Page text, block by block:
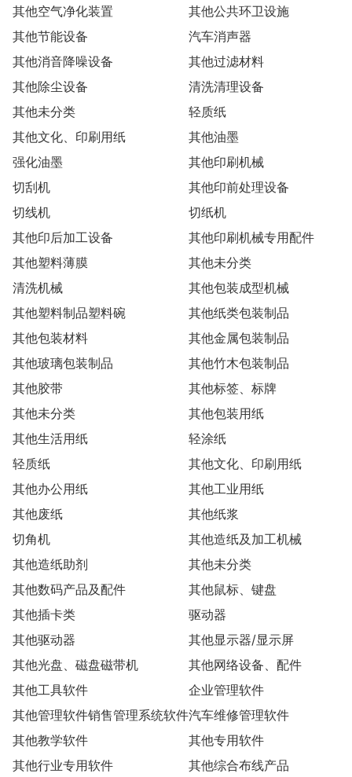
其他空气净化装置
其他公共环卫设施
其他节能设备
汽车消声器
其他消音降噪设备
其他过滤材料
其他除尘设备
清洗清理设备
其他未分类
轻质纸
其他文化、印刷用纸
其他油墨
强化油墨
其他印刷机械
切刮机
其他印前处理设备
切线机
切纸机
其他印后加工设备
其他印刷机械专用配件
其他塑料薄膜
其他未分类
清洗机械
其他包装成型机械
其他塑料制品塑料碗
其他纸类包装制品
其他包装材料
其他金属包装制品
其他玻璃包装制品
其他竹木包装制品
其他胶带
其他标签、标牌
其他未分类
其他包装用纸
其他生活用纸
轻涂纸
轻质纸
其他文化、印刷用纸
其他办公用纸
其他工业用纸
其他废纸
其他纸浆
切角机
其他造纸及加工机械
其他造纸助剂
其他未分类
其他数码产品及配件
其他鼠标、键盘
其他插卡类
驱动器
其他驱动器
其他显示器/显示屏
其他光盘、磁盘磁带机
其他网络设备、配件
其他工具软件
企业管理软件
其他管理软件销售管理系统软件汽车维修管理软件
其他教学软件
其他专用软件
其他行业专用软件
其他综合布线产品